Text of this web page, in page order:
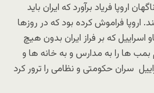
اروپا فریاد برآورد که ایران باید
اروپا فراموش کرده بود که در روزها
که بر فراز ایران بدون هیچ
بمب ها را به مدارس و به خانه ها و
سران حکومتی و نظامی را ترور کرد